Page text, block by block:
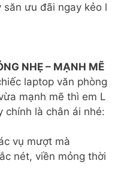
ưu đãi ngay kẻo l
NHẸ – MẠNH MẼ
laptop văn phòng
mạnh mẽ thì em L
chính là chân ái nhé:
vụ mượt mà
nét, viền mỏng thời